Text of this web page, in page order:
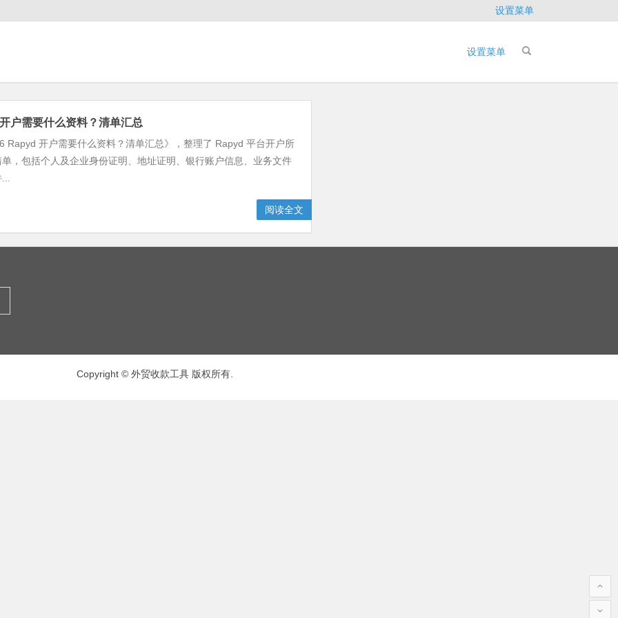
设置菜单
设置菜单
户需要什么资料？清单汇总
Rapyd 开户需要什么资料？清单汇总》，整理了 Rapyd 平台开户所
，包括个人及企业身份证明、地址证明、银行账户信息、业务文件
阅读全文
Copyright © 外贸收款工具 版权所有.